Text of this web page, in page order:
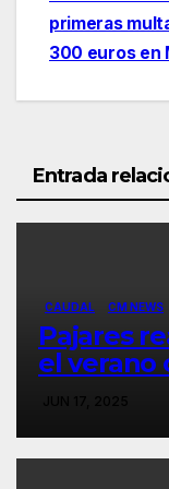
de
primeras
300 euros en
Entrada
CAUDAL CM NEWS
Pajares
el verano
de